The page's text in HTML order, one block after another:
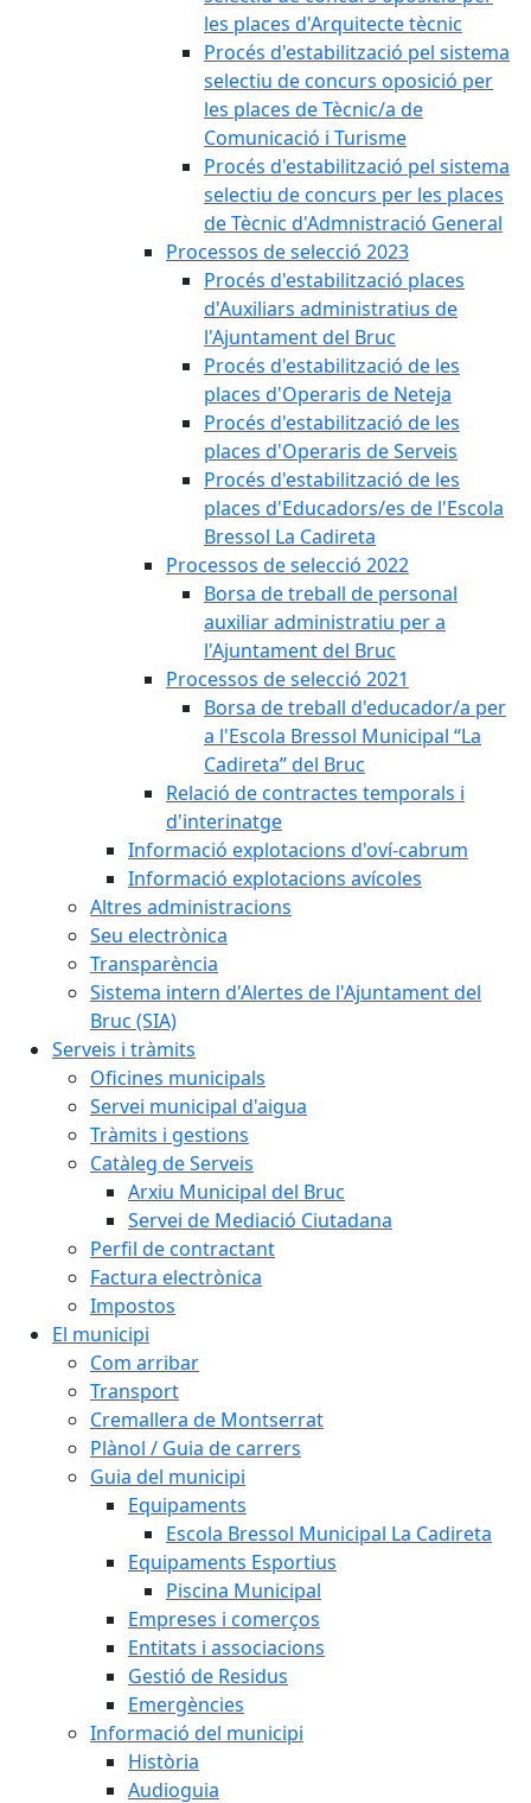
les places d'Arquitecte tècnic
Procés d'estabilització pel sistema
selectiu de concurs oposició per
les places de Tècnic/a de
Comunicació i Turisme
Procés d'estabilització pel sistema
selectiu de concurs per les places
de Tècnic d'Admnistració General
Processos de selecció 2023
Procés d'estabilització places
d'Auxiliars administratius de
l'Ajuntament del Bruc
Procés d'estabilització de les
places d'Operaris de Neteja
Procés d'estabilització de les
places d'Operaris de Serveis
Procés d'estabilització de les
places d'Educadors/es de l'Escola
Bressol La Cadireta
Processos de selecció 2022
Borsa de treball de personal
auxiliar administratiu per a
l'Ajuntament del Bruc
Processos de selecció 2021
Borsa de treball d'educador/a per
a l'Escola Bressol Municipal “La
Cadireta” del Bruc
Relació de contractes temporals i
d'interinatge
Informació explotacions d'oví-cabrum
Informació explotacions avícoles
Altres administracions
Seu electrònica
Transparència
Sistema intern d'Alertes de l'Ajuntament del
Bruc (SIA)
Serveis i tràmits
Oficines municipals
Servei municipal d'aigua
Tràmits i gestions
Catàleg de Serveis
Arxiu Municipal del Bruc
Servei de Mediació Ciutadana
Perfil de contractant
Factura electrònica
Impostos
El municipi
Com arribar
Transport
Cremallera de Montserrat
Plànol / Guia de carrers
Guia del municipi
Equipaments
Escola Bressol Municipal La Cadireta
Equipaments Esportius
Piscina Municipal
Empreses i comerços
Entitats i associacions
Gestió de Residus
Emergències
Informació del municipi
Història
Audioguia